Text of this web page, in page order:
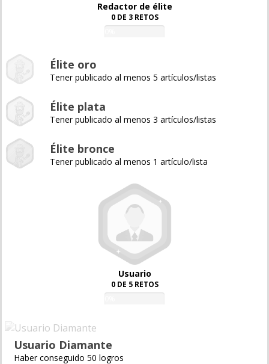
Redactor de élite
0 DE 3 RETOS
Élite oro
Tener publicado al menos 5 artículos/listas
Élite plata
Tener publicado al menos 3 artículos/listas
Élite bronce
Tener publicado al menos 1 artículo/lista
Usuario
0 DE 5 RETOS
Usuario Diamante
Haber conseguido 50 logros